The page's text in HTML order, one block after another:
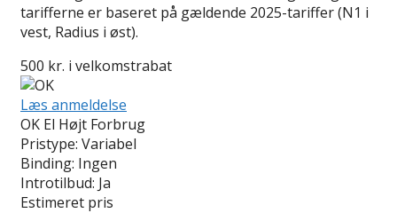
tarifferne er baseret på gældende 2025-tariffer (N1 i
vest, Radius i øst).
500 kr. i velkomstrabat
Læs anmeldelse
OK El Højt Forbrug
Pristype: Variabel
Binding: Ingen
Introtilbud: Ja
Estimeret pris